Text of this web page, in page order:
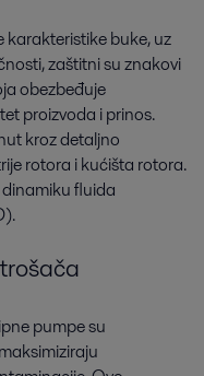
karakteristike buke, uz
zaštitni su znakovi
obezbeđuje
proizvoda i prinos.
kroz detaljno
rotora i kućišta rotora.
fluida
pumpe su